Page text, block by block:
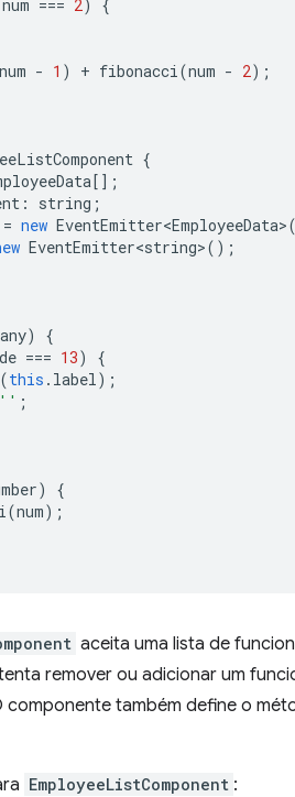
num === 2)
{
num - 1 ) + fibonacci (num - 2);
{
[];
: string ;
= new EventEmitter<EmployeeData>
EventEmitter<string>();
any)
{
=== 13)
{
(this . label );
'' ;
)
{
(num);
aceita uma lista de
remover ou adicionar um
também define o
EmployeeListComponent :